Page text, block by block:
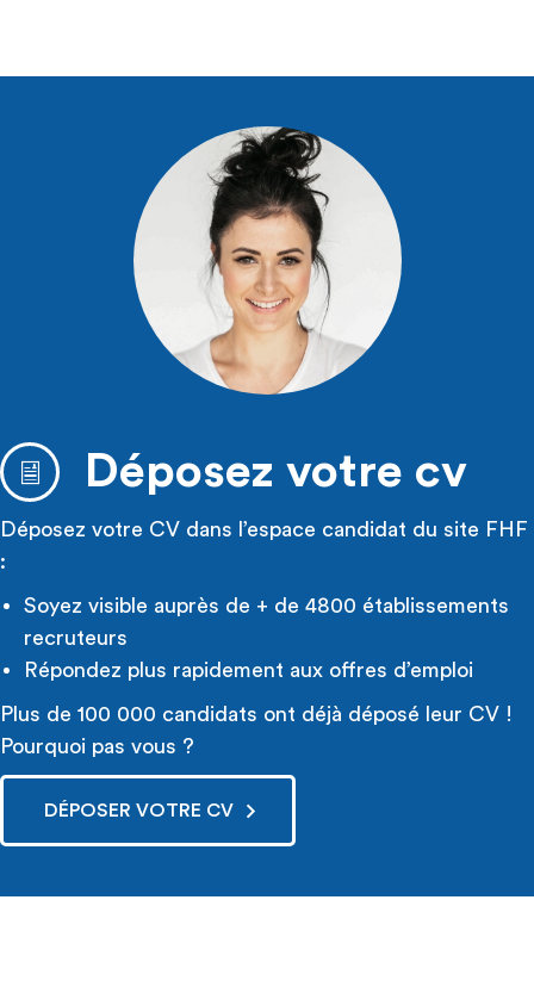
Déposez votre cv
Déposez votre CV dans l’espace candidat du site FHF
:
Soyez visible auprès de + de 4800 établissements
recruteurs
Répondez plus rapidement aux offres d’emploi
Plus de 100 000 candidats ont déjà déposé leur CV !
Pourquoi pas vous ?
DÉPOSER VOTRE CV